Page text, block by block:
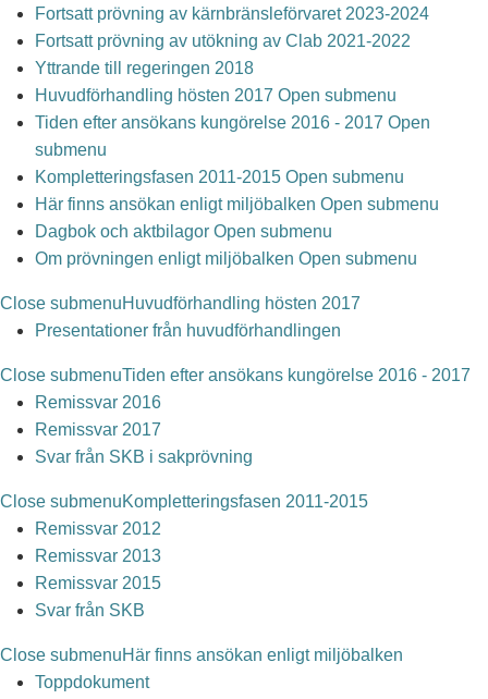
Fortsatt prövning av kärnbränsleförvaret 2023-2024
Fortsatt prövning av utökning av Clab 2021-2022
Yttrande till regeringen 2018
Huvudförhandling hösten 2017 Open submenu
Tiden efter ansökans kungörelse 2016 - 2017 Open
submenu
Kompletteringsfasen 2011-2015 Open submenu
Här finns ansökan enligt miljöbalken Open submenu
Dagbok och aktbilagor Open submenu
Om prövningen enligt miljöbalken Open submenu
Close submenuHuvudförhandling hösten 2017
Presentationer från huvudförhandlingen
Close submenuTiden efter ansökans kungörelse 2016 - 2017
Remissvar 2016
Remissvar 2017
Svar från SKB i sakprövning
Close submenuKompletteringsfasen 2011-2015
Remissvar 2012
Remissvar 2013
Remissvar 2015
Svar från SKB
Close submenuHär finns ansökan enligt miljöbalken
Toppdokument